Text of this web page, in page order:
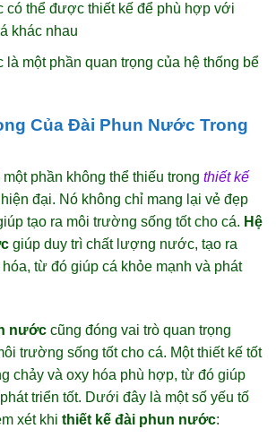
thể được thiết kế để phù hợp với
khác nhau
một phần quan trọng của hệ thống bể
Của Đài Phun Nước Trong
phần không thể thiếu trong thiết kế
đại. Nó không chỉ mang lại vẻ đẹp
tạo ra môi trường sống tốt cho cá. Hệ
giúp duy trì chất lượng nước, tạo ra
từ đó giúp cá khỏe mạnh và phát
nước cũng đóng vai trò quan trọng
trường sống tốt cho cá. Một thiết kế tốt
chảy và oxy hóa phù hợp, từ đó giúp
triển tốt. Dưới đây là một số yếu tố
xét khi thiết kế đài phun nước: